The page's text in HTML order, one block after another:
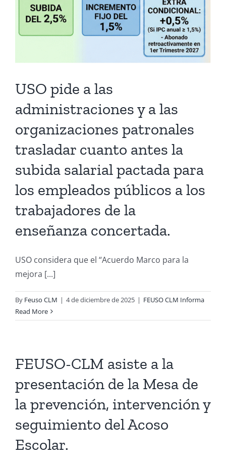
USO pide a las
administraciones y a las
organizaciones patronales
trasladar cuanto antes la
subida salarial pactada para
los empleados públicos a los
trabajadores de la
enseñanza concertada.
USO considera que el “Acuerdo Marco para la
mejora [...]
By Feuso CLM | 4 de diciembre de 2025 | FEUSO CLM Informa
Read More
FEUSO-CLM asiste a la
presentación de la Mesa de
la prevención, intervención y
seguimiento del Acoso
Escolar.